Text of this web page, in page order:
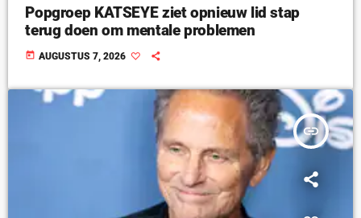
Popgroep KATSEYE ziet opnieuw lid stap
terug doen om mentale problemen
today AUGUSTUS 7, 2026
insert_link